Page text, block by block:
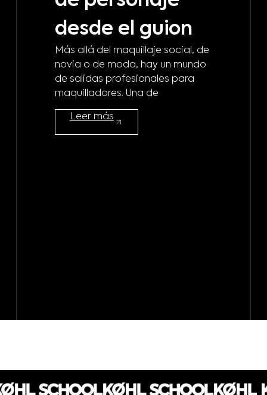
desde el guion
Más allá del maquillaje social, de
novia o de moda, hay un mundo
de salidas profesionales para
maquilladores. Una de
Leer más